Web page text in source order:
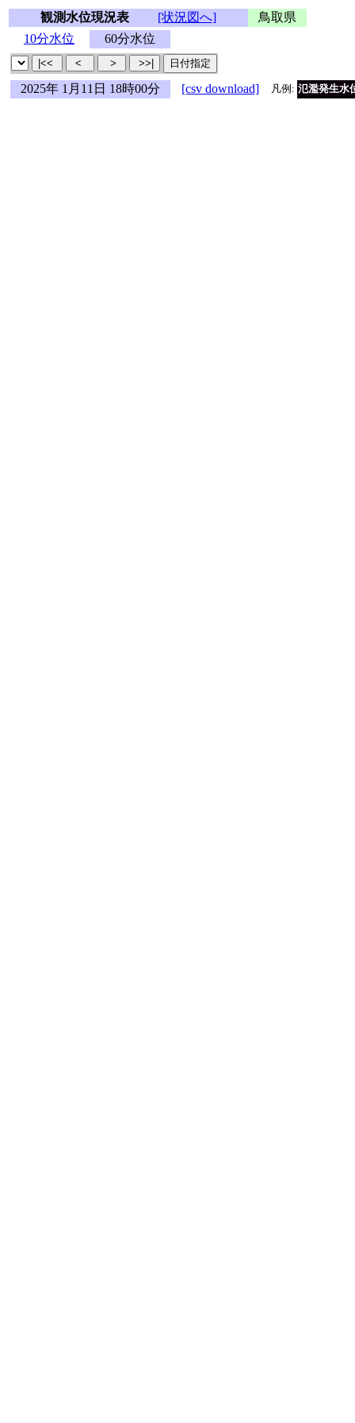
観測水位現況表 [状況図へ]
鳥取県
10分水位
60分水位
2025年 1月11日 18時00分 [csv download] 凡例: 氾濫発生水